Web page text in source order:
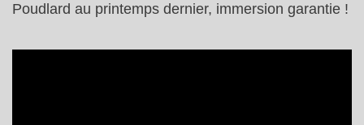
Poudlard au printemps dernier, immersion garantie !